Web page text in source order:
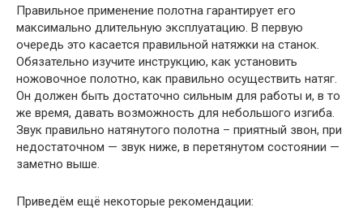
Правильное применение полотна гарантирует его
максимально длительную эксплуатацию. В первую
очередь это касается правильной натяжки на станок.
Обязательно изучите инструкцию, как установить
ножовочное полотно, как правильно осуществить натяг.
Он должен быть достаточно сильным для работы и, в то
же время, давать возможность для небольшого изгиба.
Звук правильно натянутого полотна – приятный звон, при
недостаточном — звук ниже, в перетянутом состоянии —
заметно выше.
Приведём ещё некоторые рекомендации: